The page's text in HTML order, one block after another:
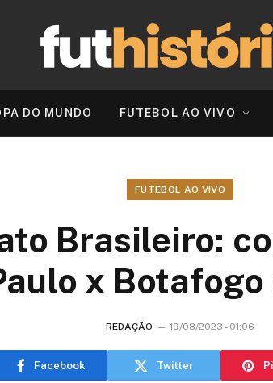
DO MUNDO FUTEBOL AO VIVO
FUTEBOL AO VIVO
Brasileiro:
x
REDAÇÃO 19/08/2023 - 01:06
Facebook Twitter